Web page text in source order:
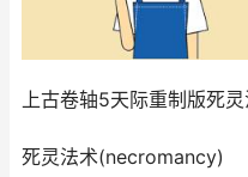
上古卷轴5天际重制版死
死灵法术(necromancy)